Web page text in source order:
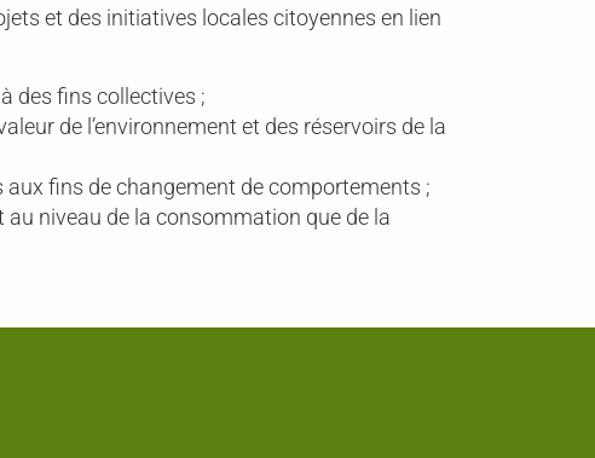
et des initiatives locales citoyennes en lien
des fins collectives ;
de l’environnement et des réservoirs de la
fins de changement de comportements ;
niveau de la consommation que de la